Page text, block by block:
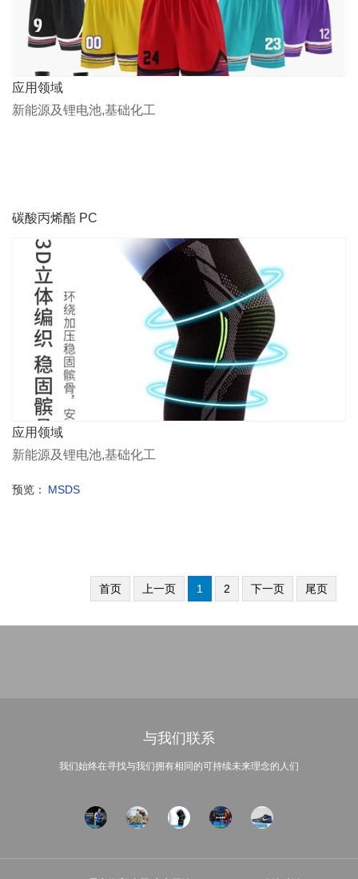
应用领域
新能源及锂电池,基础化工
碳酸丙烯酯 PC
应用领域
新能源及锂电池,基础化工
预览： MSDS
首页 上一页 1 2 下一页 尾页
与我们联系
我们始终在寻找与我们拥有相同的可持续未来理念的人们